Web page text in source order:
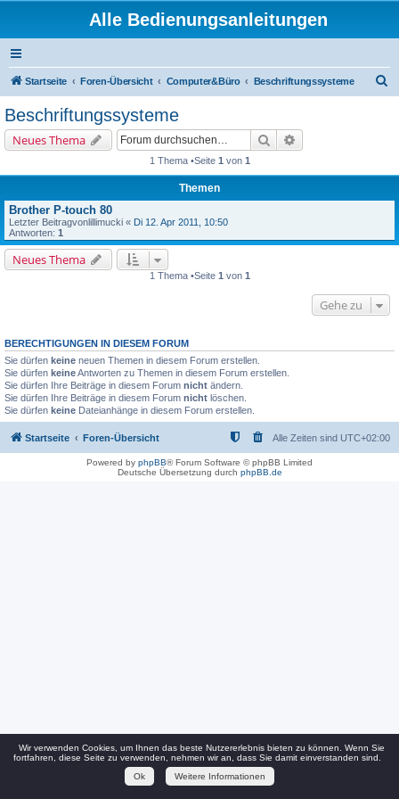
Alle Bedienungsanleitungen
Startseite Foren-Übersicht Computer&Büro Beschriftungssysteme
Beschriftungssysteme
Neues Thema Suche
1 Thema •Seite 1 von 1
Themen
Brother P-touch 80
Letzter Beitragvonlillimucki « Di 12. Apr 2011, 10:50
Antworten: 1
Neues Thema
1 Thema •Seite 1 von 1
Gehe zu
BERECHTIGUNGEN IN DIESEM FORUM
Sie dürfen keine neuen Themen in diesem Forum erstellen.
Sie dürfen keineAntworten zu Themen in diesem Forum erstellen.
Sie dürfen Ihre Beiträge in diesem Forum nicht ändern.
Sie dürfen Ihre Beiträge in diesem Forum nicht löschen.
Sie dürfen keine Dateianhänge in diesem Forum erstellen.
Startseite Foren-Übersicht Alle Zeiten sind UTC+02:00
Powered by phpBB® Forum Software © phpBB Limited
Deutsche Übersetzung durch phpBB.de
Wir verwenden Cookies, um Ihnen das beste Nutzererlebnis bieten zu können. Wenn Sie
fortfahren, diese Seite zu verwenden, nehmen wir an, dass Sie damit einverstanden sind.
Ok
Weitere Informationen